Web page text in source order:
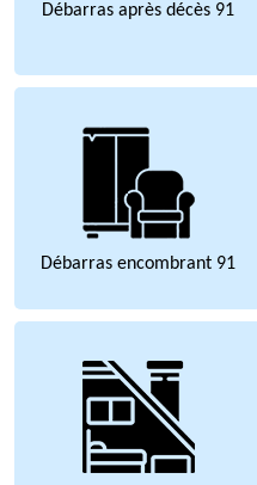
Débarras après décès 91
Débarras encombrant 91